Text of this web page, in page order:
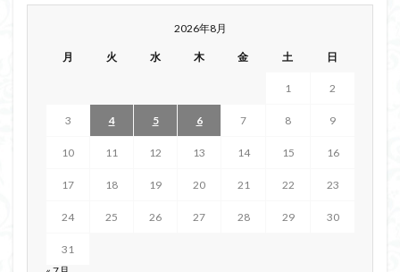
2026年8月
月 火 水 木 金 土 日
1 2
3 4 5 6 7 8 9
10 11 12 13 14 15 16
17 18 19 20 21 22 23
24 25 26 27 28 29 30
31